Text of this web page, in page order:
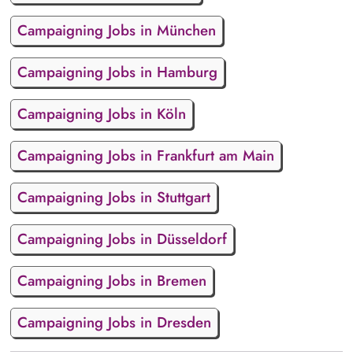
Campaigning Jobs in München
Campaigning Jobs in Hamburg
Campaigning Jobs in Köln
Campaigning Jobs in Frankfurt am Main
Campaigning Jobs in Stuttgart
Campaigning Jobs in Düsseldorf
Campaigning Jobs in Bremen
Campaigning Jobs in Dresden